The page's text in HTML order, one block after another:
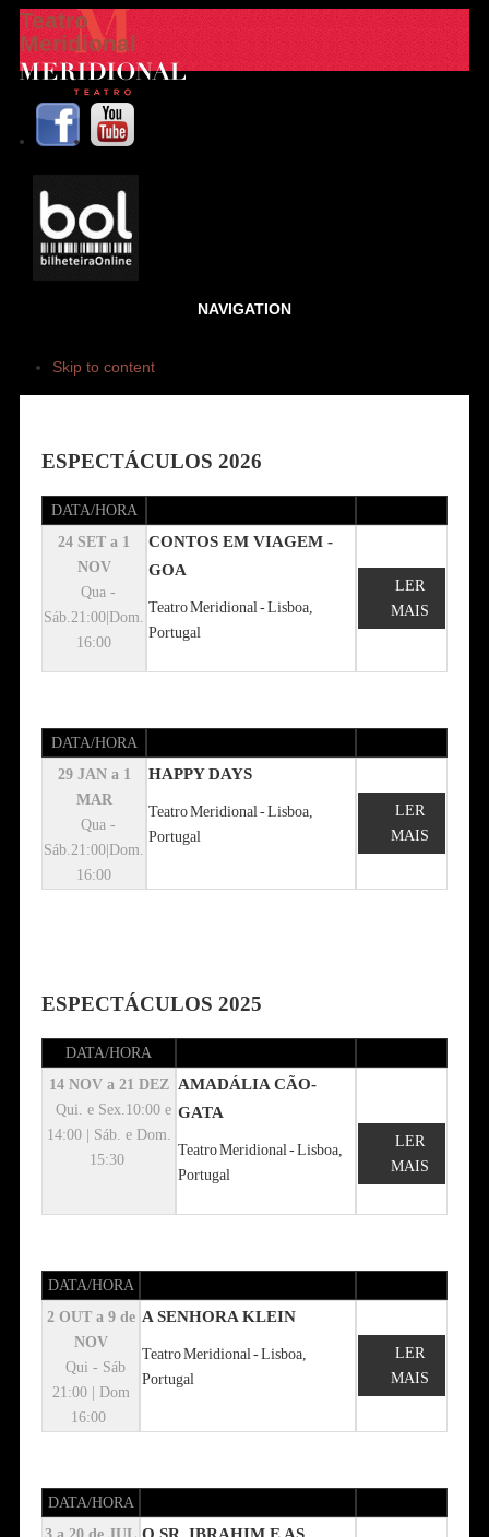
Teatro
Meridional
NAVIGATION
Skip to content
ESPECTÁCULOS 2026
DATA/HORA
24 SET a 1
NOV
Qua -
Sáb.21:00|Dom.
16:00
CONTOS EM VIAGEM -
GOA
Teatro Meridional - Lisboa,
Portugal
LER
MAIS
DATA/HORA
29 JAN a 1
MAR
Qua -
Sáb.21:00|Dom.
16:00
HAPPY DAYS
Teatro Meridional - Lisboa,
Portugal
LER
MAIS
ESPECTÁCULOS 2025
DATA/HORA
14 NOV a 21 DEZ
Qui. e Sex.10:00 e
14:00 | Sáb. e Dom.
15:30
AMADÁLIA CÃO-
GATA
Teatro Meridional - Lisboa,
Portugal
LER
MAIS
DATA/HORA
2 OUT a 9 de
NOV
Qui - Sáb
21:00 | Dom
16:00
A SENHORA KLEIN
Teatro Meridional - Lisboa,
Portugal
LER
MAIS
DATA/HORA
O SR. IBRAHIM E AS